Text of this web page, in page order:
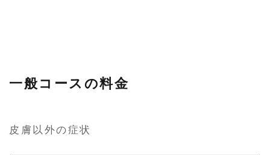
一般コースの料金
皮膚以外の症状